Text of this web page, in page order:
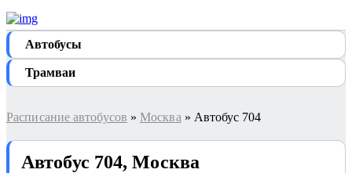
Автобуcы
Трамваи
Расписание автобусов » Москва » Автобус 704
Автобус 704, Москва